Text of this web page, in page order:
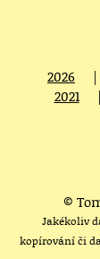
2026 |
2021
|
©
Jakékoliv
kopírování či